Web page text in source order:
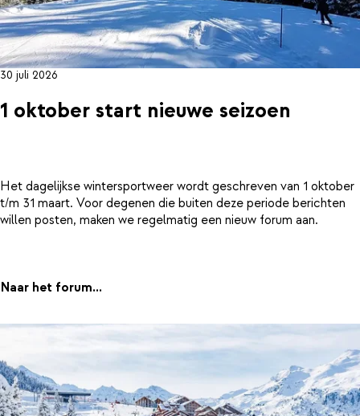
30 juli 2026
1 oktober start nieuwe seizoen
Het dagelijkse wintersportweer wordt geschreven van 1 oktober
t/m 31 maart. Voor degenen die buiten deze periode berichten
willen posten, maken we regelmatig een nieuw forum aan.
Naar het forum...